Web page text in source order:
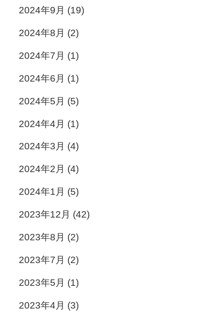
2024年9月 (19)
2024年8月 (2)
2024年7月 (1)
2024年6月 (1)
2024年5月 (5)
2024年4月 (1)
2024年3月 (4)
2024年2月 (4)
2024年1月 (5)
2023年12月 (42)
2023年8月 (2)
2023年7月 (2)
2023年5月 (1)
2023年4月 (3)